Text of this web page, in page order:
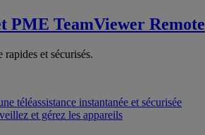
PME TeamViewer Remote
rapides et sécurisés.
téléassistance instantanée et sécurisée
et gérez les appareils